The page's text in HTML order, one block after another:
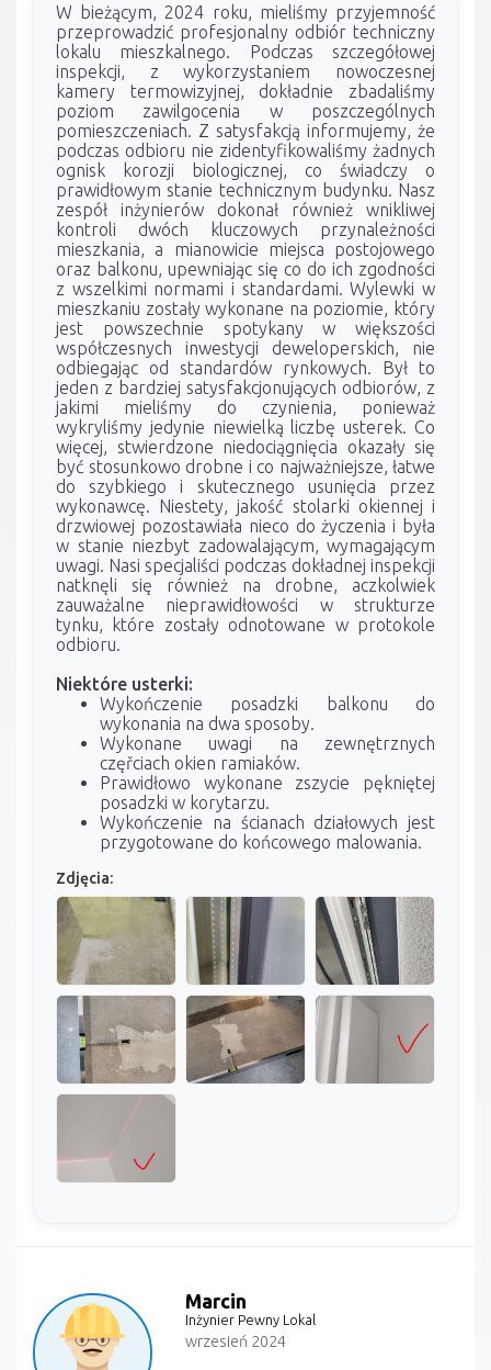
W bieżącym, 2024 roku, mieliśmy przyjemność
przeprowadzić profesjonalny odbiór techniczny
lokalu mieszkalnego. Podczas szczegółowej
inspekcji, z wykorzystaniem nowoczesnej
kamery termowizyjnej, dokładnie zbadaliśmy
poziom zawilgocenia w poszczególnych
pomieszczeniach. Z satysfakcją informujemy, że
podczas odbioru nie zidentyfikowaliśmy żadnych
ognisk korozji biologicznej, co świadczy o
prawidłowym stanie technicznym budynku. Nasz
zespół inżynierów dokonał również wnikliwej
kontroli dwóch kluczowych przynależności
mieszkania, a mianowicie miejsca postojowego
oraz balkonu, upewniając się co do ich zgodności
z wszelkimi normami i standardami. Wylewki w
mieszkaniu zostały wykonane na poziomie, który
jest powszechnie spotykany w większości
współczesnych inwestycji deweloperskich, nie
odbiegając od standardów rynkowych. Był to
jeden z bardziej satysfakcjonujących odbiorów, z
jakimi mieliśmy do czynienia, ponieważ
wykryliśmy jedynie niewielką liczbę usterek. Co
więcej, stwierdzone niedociągnięcia okazały się
być stosunkowo drobne i co najważniejsze, łatwe
do szybkiego i skutecznego usunięcia przez
wykonawcę. Niestety, jakość stolarki okiennej i
drzwiowej pozostawiała nieco do życzenia i była
w stanie niezbyt zadowalającym, wymagającym
uwagi. Nasi specjaliści podczas dokładnej inspekcji
natknęli się również na drobne, aczkolwiek
zauważalne nieprawidłowości w strukturze
tynku, które zostały odnotowane w protokole
odbioru.
Niektóre usterki:
Wykończenie posadzki balkonu do
wykonania na dwa sposoby.
Wykonane uwagi na zewnętrznych
częřciach okien ramiaków.
Prawidłowo wykonane zszycie pękniętej
posadzki w korytarzu.
Wykończenie na ścianach działowych jest
przygotowane do końcowego malowania.
Zdjęcia:
Marcin
Inżynier Pewny Lokal
wrzesień 2024